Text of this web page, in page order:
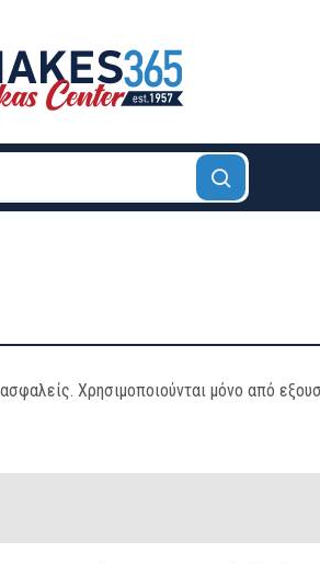
Χρησιμοποιούνται μόνο από